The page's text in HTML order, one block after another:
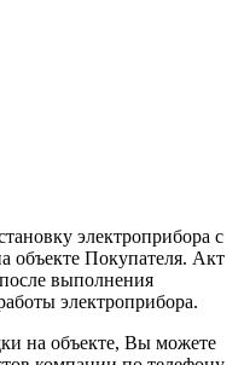
электроприбора с
объекте Покупателя. Акт
выполнения
электроприбора.
на объекте, Вы можете